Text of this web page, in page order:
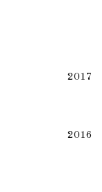
2017
2016